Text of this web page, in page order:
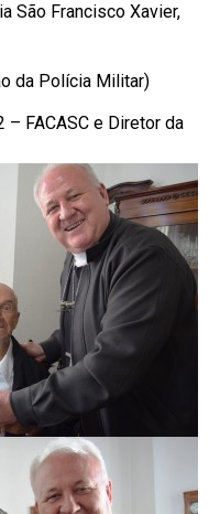
São Francisco Xavier,
da Polícia Militar)
– FACASC e Diretor da